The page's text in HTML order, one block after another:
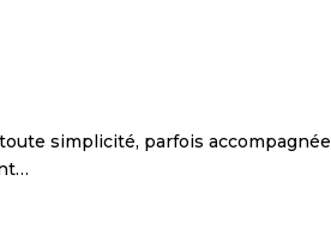
simplicité, parfois accompagnée